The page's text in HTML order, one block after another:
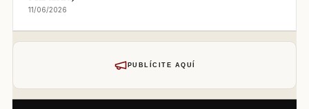
11/06/2026
PUBLÍCITE AQUÍ